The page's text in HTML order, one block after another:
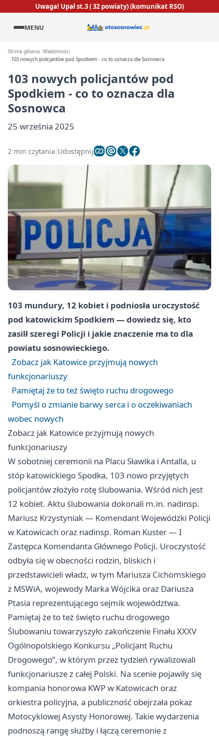
Uwaga! Upał st.3 ( 32 powiaty) (komunikat RSO)
MENU
Strona główna Wiadomości
103 nowych policjantów pod Spodkiem - co to oznacza dla Sosnowca
103 nowych policjantów pod
Spodkiem - co to oznacza dla
Sosnowca
25 września 2025
2 min czytania Udostępnij
103 mundury, 12 kobiet i podniosła uroczystość
pod katowickim Spodkiem — dowiedz się, kto
zasilł szeregi Policji i jakie znaczenie ma to dla
powiatu sosnowieckiego.
Zobacz jak Katowice przyjmują nowych
funkcjonariuszy
Pamiętaj że to też święto ruchu drogowego
Pomyśl o zmianie barwy serca i o oczekiwaniach
wobec nowych
Zobacz jak Katowice przyjmują nowych
funkcjonariuszy
W sobotniej ceremonii na Placu Sławika i Antalla, u
stóp katowickiego Spodka, 103 nowo przyjętych
policjantów złożyło rotę ślubowania. Wśród nich jest
12 kobiet. Aktu ślubowania dokonali m.in. nadinsp.
Mariusz Krzystyniak — Komendant Wojewódzki Policji
w Katowicach oraz nadinsp. Roman Kuster — I
Zastępca Komendanta Głównego Policji. Uroczystość
odbyła się w obecności rodzin, bliskich i
przedstawicieli władz, w tym Mariusza Cichomskiego
z MSWiA, wojewody Marka Wójcika oraz Dariusza
Ptasia reprezentującego sejmik województwa.
Pamiętaj że to też święto ruchu drogowego
Ślubowaniu towarzyszyło zakończenie Finału XXXV
Ogólnopolskiego Konkursu „Policjant Ruchu
Drogowego”, w którym przez tydzień rywalizowali
funkcjonariusze z całej Polski. Na scenie pojawiły się
kompania honorowa KWP w Katowicach oraz
orkiestra policyjna, a publiczność obejrzała pokaz
Motocyklowej Asysty Honorowej. Takie wydarzenia
podnoszą rangę służby i łączą ceremonie z